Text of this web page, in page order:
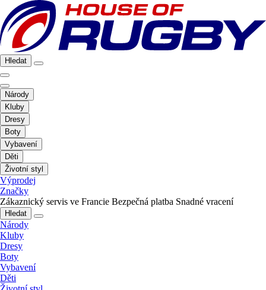
Hledat
Národy
Kluby
Dresy
Boty
Vybavení
Děti
Životní styl
Výprodej
Značky
Zákaznický servis ve Francie Bezpečná platba Snadné vracení
Hledat
Národy
Kluby
Dresy
Boty
Vybavení
Děti